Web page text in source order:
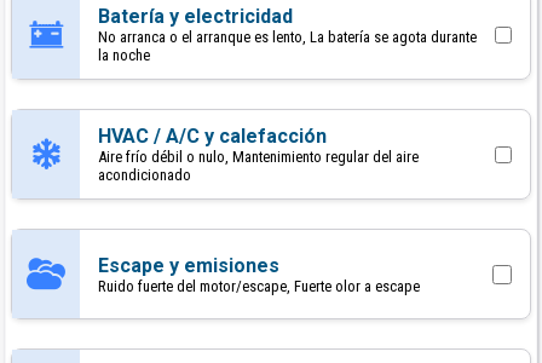
Batería y electricidad
No arranca o el arranque es lento, La batería se agota durante
la noche
HVAC / A/C y calefacción
Aire frío débil o nulo, Mantenimiento regular del aire
acondicionado
Escape y emisiones
Ruido fuerte del motor/escape, Fuerte olor a escape